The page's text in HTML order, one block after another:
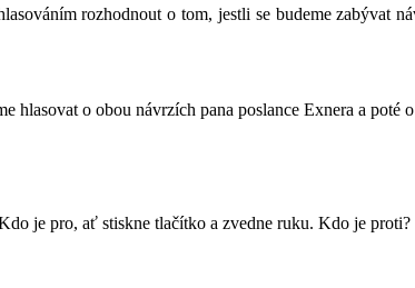
rozhodnout o tom, jestli se budeme zabývat
hlasovat o obou návrzích pana poslance Exnera a poté
je pro, ať stiskne tlačítko a zvedne ruku. Kdo je proti?